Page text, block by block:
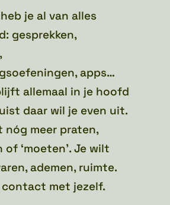
je al van alles
gesprekken,
apps…
allemaal in je hoofd
daar wil je even uit.
meer praten,
‘moeten’. Je wilt
ademen, ruimte.
contact met jezelf.